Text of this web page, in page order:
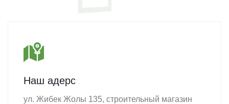
Наш адерс
ул. Жибек Жолы 135, строительный магазин